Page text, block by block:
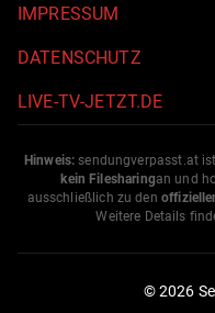
IMPRESSUM
DATENSCHUTZ
LIVE-TV-JETZT.DE
Hinweis: sendungverpasst.at
kein Filesharingan und
ausschließlich zu den
Weitere Details
© 2026